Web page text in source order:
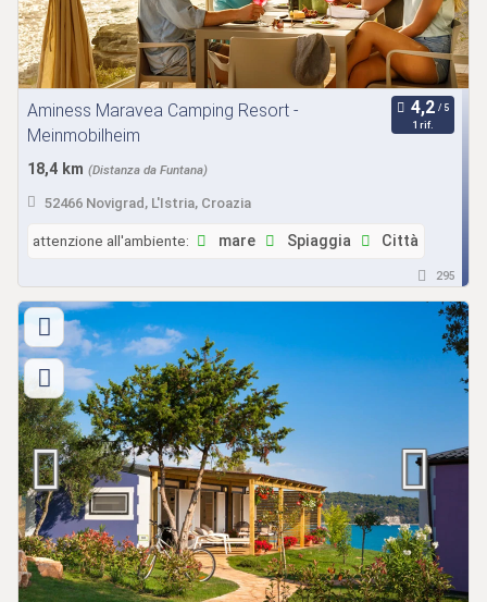
Aminess Maravea Camping Resort -
Meinmobilheim
1 rif.
18,4 km (Distanza da Funtana)
52466 Novigrad, L'Istria, Croazia
attenzione all'ambiente: mare Spiaggia Città
295